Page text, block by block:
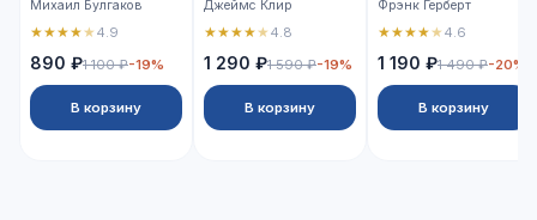
Михаил Булгаков
★★★★★4.9
890 ₽1 100 ₽-19%
В корзину
Джеймс Клир
★★★★★4.8
1 290 ₽1 590 ₽-19%
В корзину
Фрэнк Герберт
★★★★★4.6
1 190 ₽1 490 ₽-20%
В корзину